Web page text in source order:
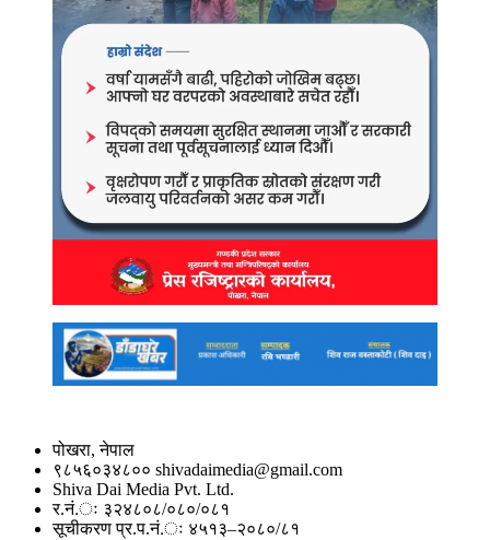
पोखरा, नेपाल
९८५६०३४८०० shivadaimedia@gmail.com
Shiva Dai Media Pvt. Ltd.
र.नं.ः ३२४८०८/०८०/०८१
सूचीकरण प्र.प.नं.ः ४५१३–२०८०/८१